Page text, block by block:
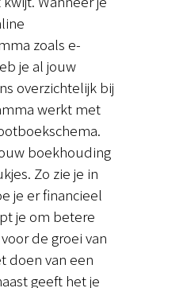
zoals e-
je al jouw
overzichtelijk bij
werkt met
boekhouding
Zo zie je in
je er financieel
je om betere
de groei van
doen van een
geeft het je